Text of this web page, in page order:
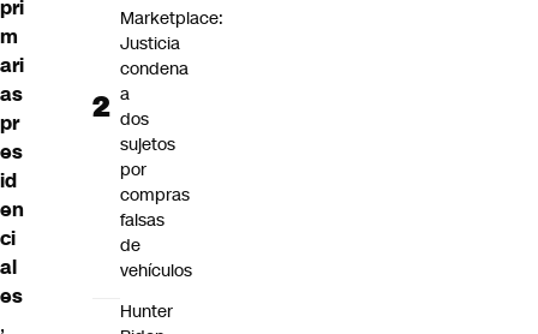
pri
m
ari
as
pr
es
id
en
ci
al
es
,
Marketplace:
Justicia
condena
a
dos
sujetos
por
compras
falsas
de
vehículos
Hunter